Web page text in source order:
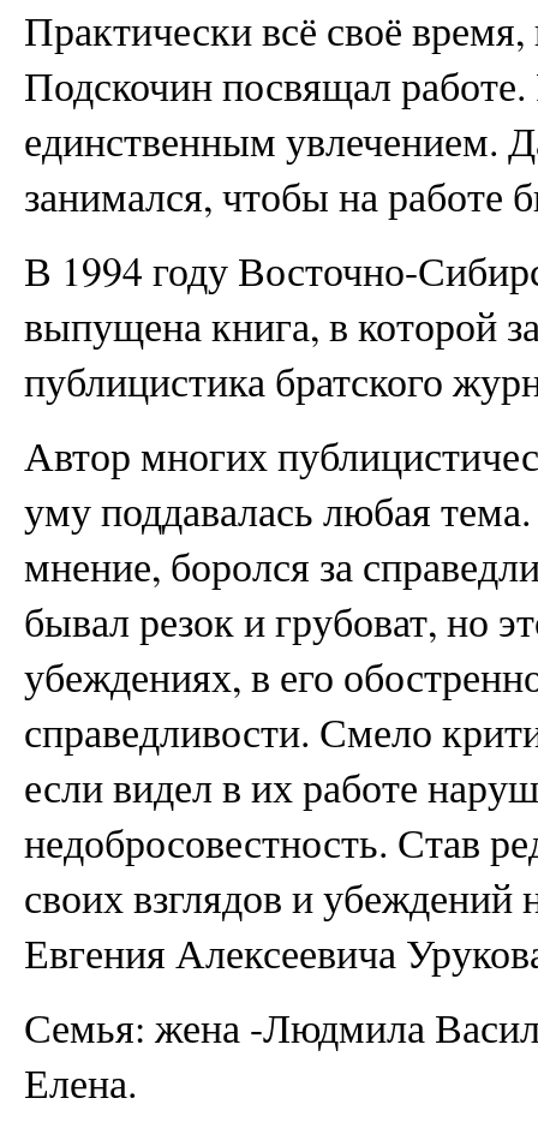
Практически всё своё
Подскочин посвящал работе.
единственным увлечением.
занимался, чтобы на работе
В 1994 году Восточно-
выпущена книга, в которой
публицистика братского
Автор многих
уму поддавалась любая
мнение, боролся за
бывал резок и грубоват, но
убеждениях, в его
справедливости. Смело
если видел в их работе
недобросовестность. Став
своих взглядов и убеждений
Евгения Алексеевича
Семья: жена -Людмила
Елена.